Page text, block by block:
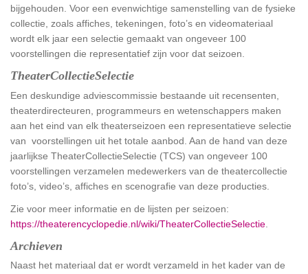
bijgehouden. Voor een evenwichtige samenstelling van de fysieke
collectie, zoals affiches, tekeningen, foto’s en videomateriaal
wordt elk jaar een selectie gemaakt van ongeveer 100
voorstellingen die representatief zijn voor dat seizoen.
TheaterCollectieSelectie
Een deskundige adviescommissie bestaande uit recensenten,
theaterdirecteuren, programmeurs en wetenschappers maken
aan het eind van elk theaterseizoen een representatieve selectie
van voorstellingen uit het totale aanbod. Aan de hand van deze
jaarlijkse TheaterCollectieSelectie (TCS) van ongeveer 100
voorstellingen verzamelen medewerkers van de theatercollectie
foto’s, video’s, affiches en scenografie van deze producties.
Zie voor meer informatie en de lijsten per seizoen:
https://theaterencyclopedie.nl/wiki/TheaterCollectieSelectie
Archieven
Naast het materiaal dat er wordt verzameld in het kader van de